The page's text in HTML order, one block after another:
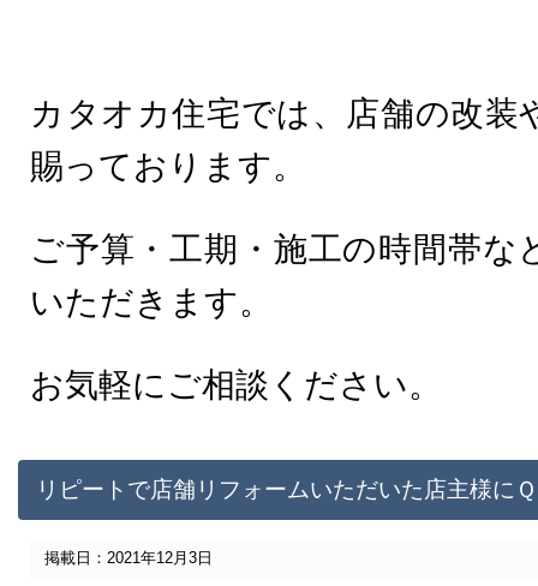
カタオカ住宅では、店舗の改装
賜っております。
ご予算・工期・施工の時間帯な
いただきます。
お気軽にご相談ください。
リピートで店舗リフォームいただいた店主様に
掲載日：2021年12月3日